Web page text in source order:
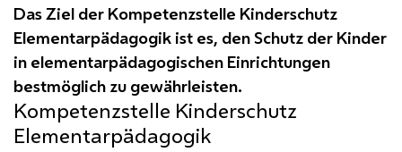
Das Ziel der Kompetenzstelle Kinderschutz
Elementarpädagogik ist es, den Schutz der Kinder
in elementarpädagogischen Einrichtungen
bestmöglich zu gewährleisten.
Kompetenzstelle Kinderschutz
Elementarpädagogik